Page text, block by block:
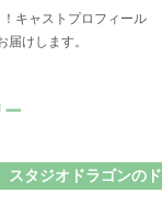
キャストプロフィール
けします。
ー
スタジオドラゴンの